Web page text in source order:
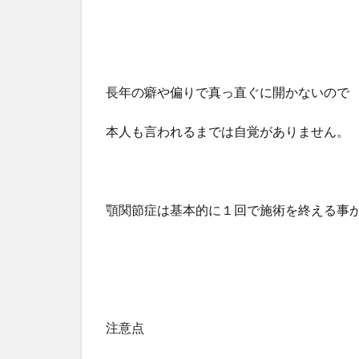
長年の癖や偏りで真っ直ぐに開かないので
本人も言われるまでは自覚がありません。
顎関節症は基本的に１回で施術を終える事
注意点